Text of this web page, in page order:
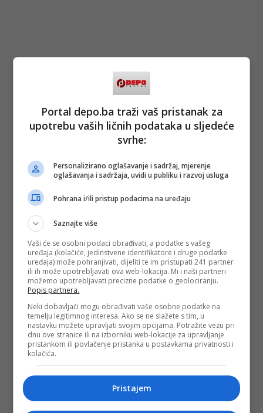
Depo.ba pratite putem društvenih mreža iFacebook
Portal depo.ba traži vaš pristanak za
upotrebu vaših ličnih podataka u sljedeće
svrhe:
Personalizirano oglašavanje i sadržaj, mjerenje
oglašavanja i sadržaja, uvidi u publiku i razvoj usluga
Pohrana i/ili pristup podacima na uređaju
Saznajte više
Vaši će se osobni podaci obrađivati, a podatke s vašeg
uređaja (kolačiće, jedinstvene identifikatore i druge podatke
uređaja) može pohranjivati, dijeliti te im pristupati 241 partner
ili ih može upotrebljavati ova web-lokacija. Mi i naši partneri
možemo upotrebljavati precizne podatke o geolociranju.
Popis partnera.
Neki dobavljači mogu obrađivati vaše osobne podatke na
temelju legitimnog interesa. Ako se ne slažete s tim, u
nastavku možete upravljati svojim opcijama. Potražite vezu pri
dnu ove stranice ili na izborniku web-lokacije za upravljanje
pristankom ili povlačenje pristanka u postavkama privatnosti i
kolačića.
Pristajem